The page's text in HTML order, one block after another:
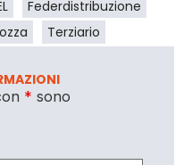
Federdistribuzione
Terziario
* sono